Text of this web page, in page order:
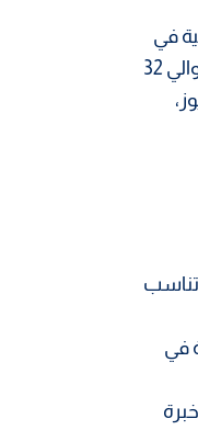
في
العالم، ديزني لاند باريس هي تعد مدينة ملاهي ومنتجع يقع في مارن لا فاليه، فرنسا، على بعد حوالي 32
تناسب
في